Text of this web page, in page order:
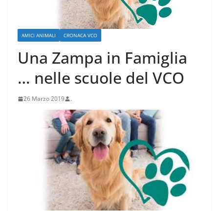
AMICI ANIMALI CRONACA VCO
Una Zampa in Famiglia
… nelle scuole del VCO
26 Marzo 2019 .